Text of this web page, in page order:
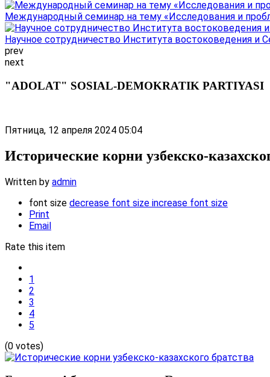
Международный семинар на тему «Исследования и
Научное сотрудничество Института востоковедения и
prev
next
"ADOLAT" SOSIAL-DEMOKRATIK PARTIYASI
Пятница, 12 апреля 2024 05:04
Исторические корни узбекско-
Written by admin
font size decrease font size increase font size
Print
Email
Rate this item
1
2
3
4
5
(0 votes)